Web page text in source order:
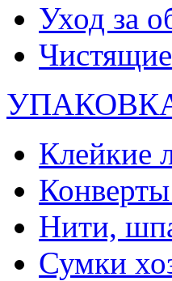
Уход за
Клейкие
Нити,
Сумки